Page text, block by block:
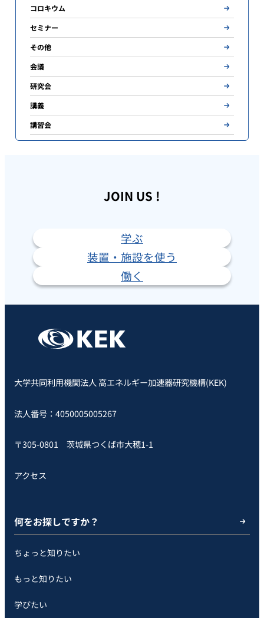
コロキウム
セミナー
その他
会議
研究会
講義
講習会
JOIN US !
学ぶ
装置・施設を使う
働く
大学共同利用機関法人 高エネルギー加速器研究機構(KEK)
法人番号：4050005005267
〒305-0801 茨城県つくば市大穂1-1
アクセス
何をお探しですか？
ちょっと知りたい
もっと知りたい
学びたい